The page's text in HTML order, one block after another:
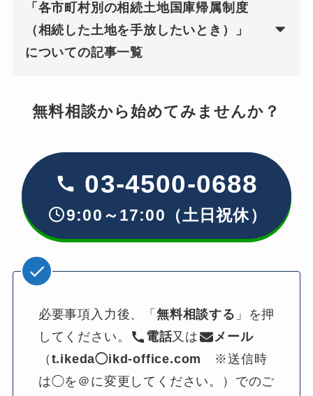
「各市町村別の相続土地国庫帰属制度
（相続した土地を手放したいとき）」
についての記事一覧
無料相談から始めてみませんか？
03-4500-0688
9:00～17:00（土日祝休）
必要事項入力後、「 無料相談する 」を押
してください。
電話又は
メール
（ t.ikeda◯ikd-office.com
※送信時
は◯を＠に変更してください。）でのご